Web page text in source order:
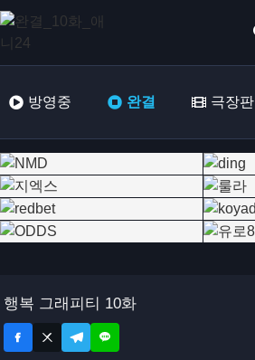
방영중 완결 극장판
행복 그래피티 10화